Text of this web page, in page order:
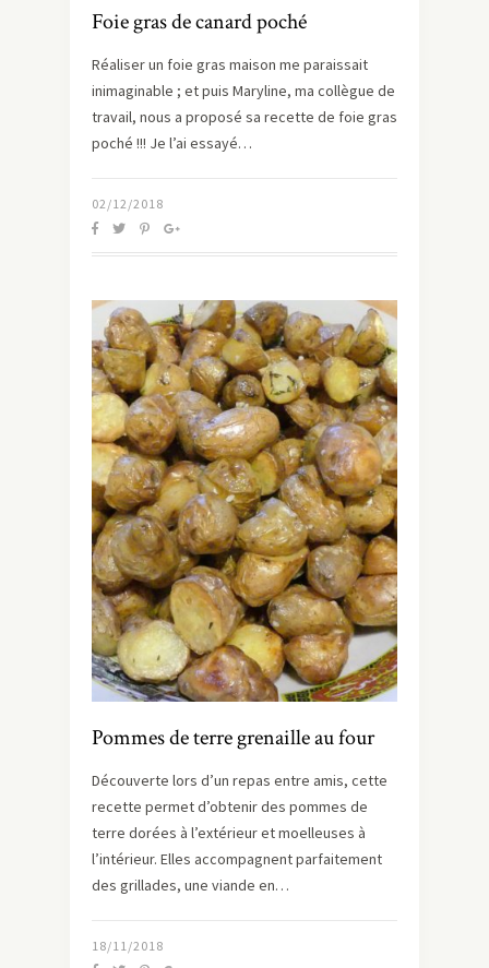
Foie gras de canard poché
Réaliser un foie gras maison me paraissait
inimaginable ; et puis Maryline, ma collègue de
travail, nous a proposé sa recette de foie gras
poché !!! Je l’ai essayé…
02/12/2018
Pommes de terre grenaille au four
Découverte lors d’un repas entre amis, cette
recette permet d’obtenir des pommes de
terre dorées à l’extérieur et moelleuses à
l’intérieur. Elles accompagnent parfaitement
des grillades, une viande en…
18/11/2018